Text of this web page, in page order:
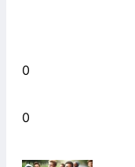
0
0